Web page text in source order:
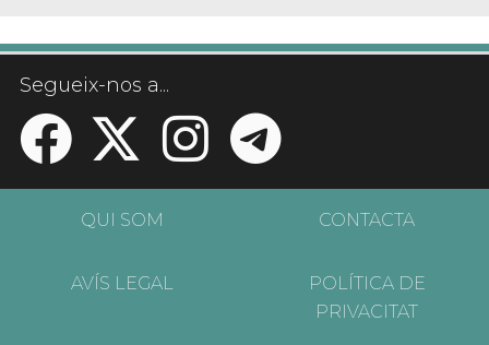
Segueix-nos a...
QUI SOM CONTACTA
AVÍS LEGAL
POLÍTICA DE
PRIVACITAT